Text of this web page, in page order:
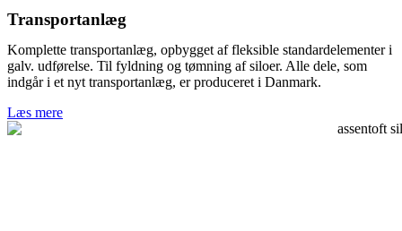
Transportanlæg
Komplette transportanlæg, opbygget af fleksible standardelementer i
galv. udførelse. Til fyldning og tømning af siloer. Alle dele, som
indgår i et nyt transportanlæg, er produceret i Danmark.
Læs mere